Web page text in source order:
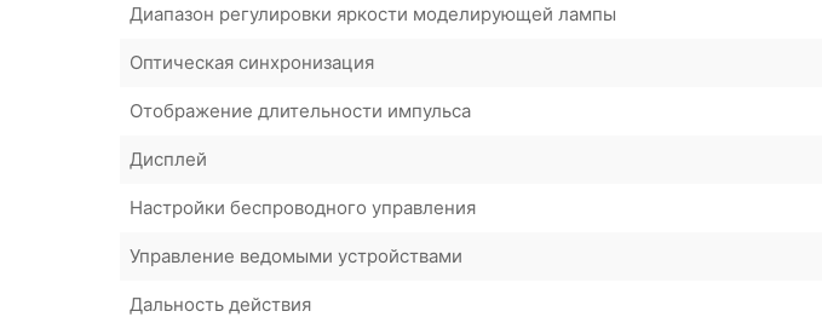
Диапазон регулировки яркости моделирующей лампы
Оптическая синхронизация
Отображение длительности импульса
Дисплей
Настройки беспроводного управления
Управление ведомыми устройствами
Дальность действия